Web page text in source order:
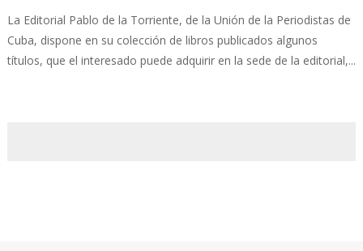
La Editorial Pablo de la Torriente, de la Unión de la Periodistas de
Cuba, dispone en su colección de libros publicados algunos
títulos, que el interesado puede adquirir en la sede de la editorial,...